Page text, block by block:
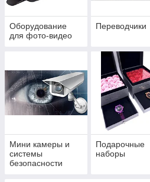
Оборудование
для фото-видео
Переводчики
Мини камеры и
системы
безопасности
Подарочные
наборы